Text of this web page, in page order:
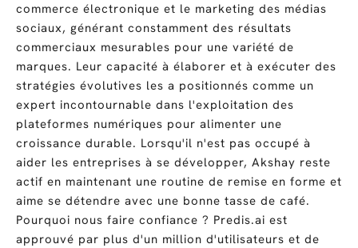
commerce électronique et le marketing des médias
sociaux, générant constamment des résultats
commerciaux mesurables pour une variété de
marques. Leur capacité à élaborer et à exécuter des
stratégies évolutives les a positionnés comme un
expert incontournable dans l'exploitation des
plateformes numériques pour alimenter une
croissance durable. Lorsqu'il n'est pas occupé à
aider les entreprises à se développer, Akshay reste
actif en maintenant une routine de remise en forme et
aime se détendre avec une bonne tasse de café.
Pourquoi nous faire confiance ? Predis.ai est
approuvé par plus d'un million d'utilisateurs et de